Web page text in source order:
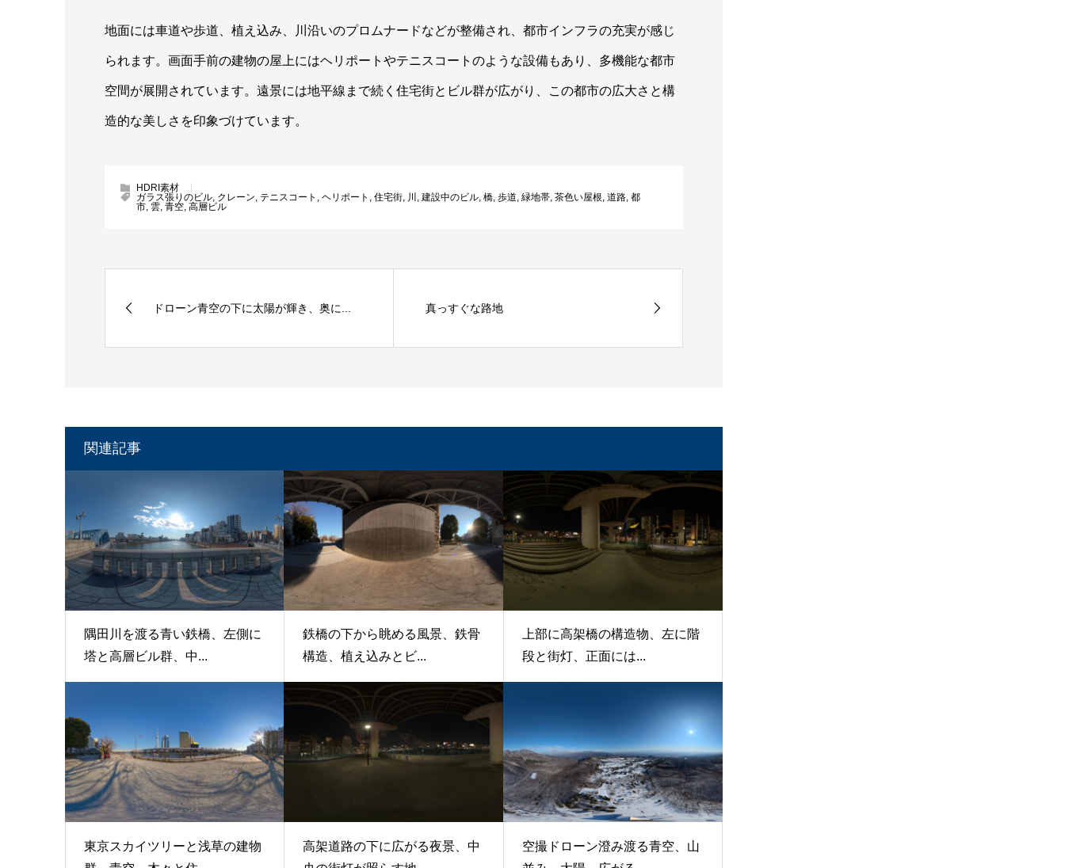
地面には車道や歩道、植え込み、川沿いのプロムナードなどが整備され、都市インフラの充実が感じ
られます。画面手前の建物の屋上にはヘリポートやテニスコートのような設備もあり、多機能な都市
空間が展開されています。遠景には地平線まで続く住宅街とビル群が広がり、この都市の広大さと構
造的な美しさを印象づけています。
HDRI素材
ガラス張りのビル, クレーン, テニスコート , ヘリポート , 住宅街, 川 , 建設中のビル, 橋, 歩道, 緑地帯, 茶色い屋根, 道路, 都
市, 雲, 青空, 高層ビル
ドローン青空の下に太陽が輝き、奥に... 真っすぐな路地
関連記事
隅田川を渡る青い鉄橋、左側に
塔と高層ビル群、中...
鉄橋の下から眺める風景、鉄骨
構造、植え込みとビ...
上部に高架橋の構造物、左に階
段と街灯、正面には...
東京スカイツリーと浅草の建物
高架道路の下に広がる夜景、中
空撮ドローン澄み渡る青空、山